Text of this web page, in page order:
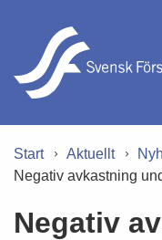
Start Aktuellt
Negativ avkastning
Negativ